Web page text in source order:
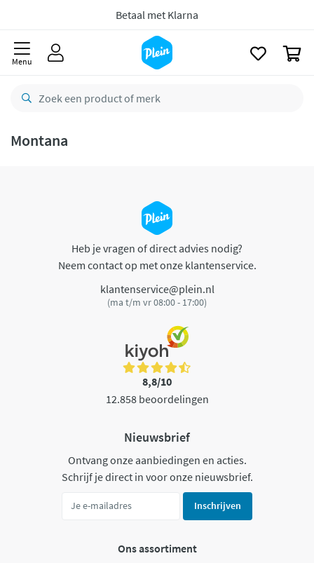
Betaal met Klarna
Menu
Montana
Heb je vragen of direct advies nodig?
Neem contact op met onze klantenservice.
klantenservice@plein.nl
(ma t/m vr 08:00 - 17:00)
8,8/10
12.858 beoordelingen
Nieuwsbrief
Ontvang onze aanbiedingen en acties.
Schrijf je direct in voor onze nieuwsbrief.
Inschrijven
Ons assortiment